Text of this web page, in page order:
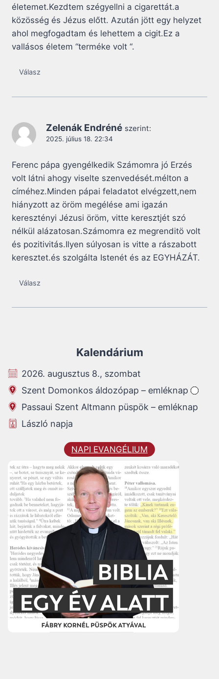
életemet.Kezdtem szégyellni a cigarettát.a
közösség és Jézus előtt. Azután jött egy helyzet
ahol megfogadtam és lehettem a cigit.Ez a
vallásos életem “terméke volt “.
Válasz
Zelenák Endréné szerint:
2025. július 18. 22:34
Ferenc pápa gyengélkedik Számomra jó Erzés
volt látni ahogy viselte szenvedését.mélton a
címéhez.Minden pápai feladatot elvégzett,nem
hiányzott az öröm megélése ami igazán
keresztényi Jézusi öröm, vitte keresztjét szó
nélkül alázatosan.Számomra ez megrenditö volt
és pozitivitás.Ilyen súlyosan is vitte a rászabott
keresztet.és szolgálta Istenét és az EGYHÁZÁT.
Válasz
Kalendárium
2026. augusztus 8., szombat
Szent Domonkos áldozópap – emléknap
Passaui Szent Altmann püspök – emléknap
László napja
NAPI EVANGÉLIUM